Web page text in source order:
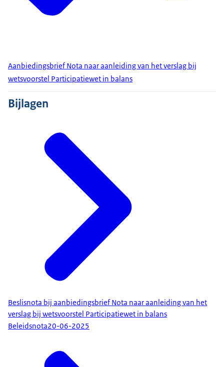
Aanbiedingsbrief Nota naar aanleiding van het verslag bij
wetsvoorstel Participatiewet in balans
Bijlagen
Beslisnota bij aanbiedingsbrief Nota naar aanleiding van het
verslag bij wetsvoorstel Participatiewet in balans
Beleidsnota20-06-2025